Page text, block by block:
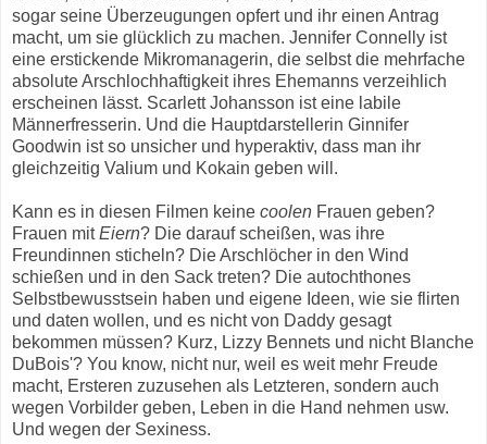
sogar seine Überzeugungen opfert und ihr einen Antrag
macht, um sie glücklich zu machen. Jennifer Connelly ist
eine erstickende Mikromanagerin, die selbst die mehrfache
absolute Arschlochhaftigkeit ihres Ehemanns verzeihlich
erscheinen lässt. Scarlett Johansson ist eine labile
Männerfresserin. Und die Hauptdarstellerin Ginnifer
Goodwin ist so unsicher und hyperaktiv, dass man ihr
gleichzeitig Valium und Kokain geben will.
Kann es in diesen Filmen keine coolen Frauen geben?
Frauen mitEiern? Die darauf scheißen, was ihre
Freundinnen sticheln? Die Arschlöcher in den Wind
schießen und in den Sack treten? Die autochthones
Selbstbewusstsein haben und eigene Ideen, wie sie flirten
und daten wollen, und es nicht von Daddy gesagt
bekommen müssen? Kurz, Lizzy Bennets und nicht Blanche
DuBois'? You know, nicht nur, weil es weit mehr Freude
macht, Ersteren zuzusehen als Letzteren, sondern auch
wegen Vorbilder geben, Leben in die Hand nehmen usw.
Und wegen der Sexiness.